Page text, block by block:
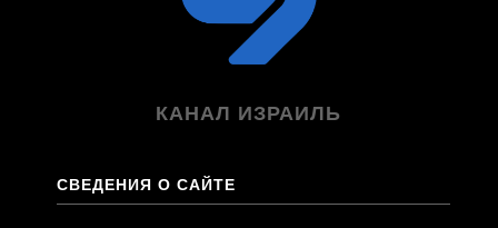
КАНАЛ ИЗРАИЛЬ
СВЕДЕНИЯ О САЙТЕ